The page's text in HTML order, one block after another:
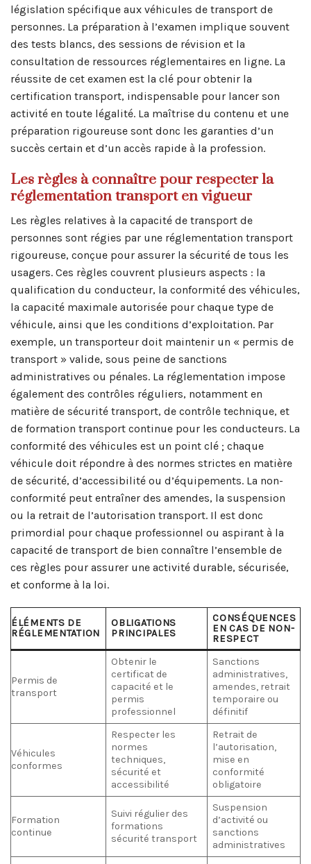
législation spécifique aux véhicules de transport de
personnes. La préparation à l’examen implique souvent
des tests blancs, des sessions de révision et la
consultation de ressources réglementaires en ligne. La
réussite de cet examen est la clé pour obtenir la
certification transport, indispensable pour lancer son
activité en toute légalité. La maîtrise du contenu et une
préparation rigoureuse sont donc les garanties d’un
succès certain et d’un accès rapide à la profession.
Les règles à connaître pour respecter la
réglementation transport en vigueur
Les règles relatives à la capacité de transport de
personnes sont régies par une réglementation transport
rigoureuse, conçue pour assurer la sécurité de tous les
usagers. Ces règles couvrent plusieurs aspects : la
qualification du conducteur, la conformité des véhicules,
la capacité maximale autorisée pour chaque type de
véhicule, ainsi que les conditions d’exploitation. Par
exemple, un transporteur doit maintenir un « permis de
transport » valide, sous peine de sanctions
administratives ou pénales. La réglementation impose
également des contrôles réguliers, notamment en
matière de sécurité transport, de contrôle technique, et
de formation transport continue pour les conducteurs. La
conformité des véhicules est un point clé ; chaque
véhicule doit répondre à des normes strictes en matière
de sécurité, d’accessibilité ou d’équipements. La non-
conformité peut entraîner des amendes, la suspension
ou la retrait de l’autorisation transport. Il est donc
primordial pour chaque professionnel ou aspirant à la
capacité de transport de bien connaître l’ensemble de
ces règles pour assurer une activité durable, sécurisée,
et conforme à la loi.
ÉLÉMENTS DE
RÉGLEMENTATION
OBLIGATIONS
PRINCIPALES
CONSÉQUENCES
EN CAS DE NON-
RESPECT
Permis de
transport
Obtenir le
certificat de
capacité et le
permis
professionnel
Sanctions
administratives,
amendes, retrait
temporaire ou
définitif
Véhicules
conformes
Respecter les
normes
techniques,
sécurité et
accessibilité
Retrait de
l’autorisation,
mise en
conformité
obligatoire
Formation
continue
Suivi régulier des
formations
sécurité transport
Suspension
d’activité ou
sanctions
administratives